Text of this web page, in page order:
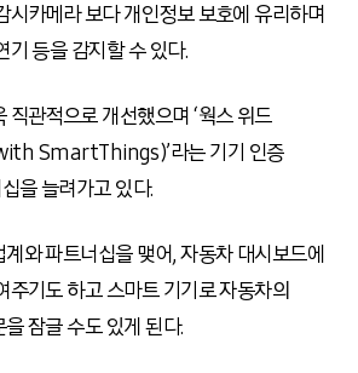
시카메라 보다 개인정보 보호에 유리하며
기 등을 감지할 수 있다.
직관적으로 개선했으며 ‘웍스 위드
SmartThings)’라는 기기 인증
을 늘려가고 있다.
와 파트너십을 맺어, 자동차 대시보드에
주기도 하고 스마트 기기로 자동차의
잠글 수도 있게 된다.